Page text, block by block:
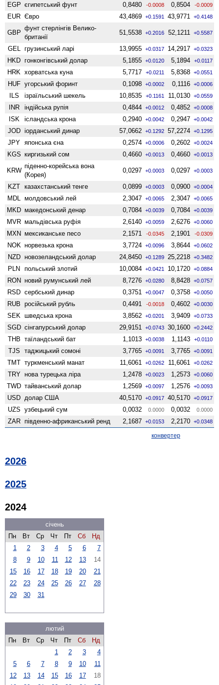
EGP єгипетський фунт 0,8480 -0.0008 0,8504 -0.0009
EUR Євро 43,4869 +0.1591 43,9771 +0.4148
GBP
фунт стерлінгів Велико­
британії
51,5538 +0.2016 52,1211 +0.5587
GEL грузинський ларі 13,9955 +0.0317 14,2917 +0.0323
HKD гонконгівський долар 5,1855 +0.0120 5,1894 +0.0117
HRK хорватська куна 5,7717 +0.0211 5,8368 +0.0551
HUF угорський форинт 0,1098 +0.0002 0,1116 +0.0006
ILS ізраїльський шекель 10,8535 +0.1161 11,0130 +0.0559
INR індійська рупія 0,4844 +0.0012 0,4852 +0.0008
ISK ісландська крона 0,2940 +0.0042 0,2947 +0.0042
JOD іорданський динар 57,0662 +0.1292 57,2274 +0.1295
JPY японська єна 0,2574 +0.0006 0,2602 +0.0024
KGS киргизький сом 0,4660 +0.0013 0,4660 +0.0013
KRW
піденно-корейська вона
(Корея)
0,0297 +0.0003 0,0297 +0.0003
KZT казахстанський тенге 0,0899 +0.0003 0,0900 +0.0004
MDL молдовський лей 2,3047 +0.0065 2,3047 +0.0065
MKD македонський денар 0,7084 +0.0039 0,7084 +0.0039
MVR мальдівська руфія 2,6140 +0.0059 2,6276 +0.0060
MXN мексиканське песо 2,1571 -0.0345 2,1901 -0.0309
NOK норвезька крона 3,7724 +0.0096 3,8644 +0.0602
NZD ново­зеландський долар 24,8450 +0.1289 25,2218 +0.3482
PLN польський злотий 10,0084 +0.0421 10,1720 +0.0884
RON новий румунський лей 8,7276 +0.0280 8,8428 +0.0757
RSD сербський динар 0,3751 +0.0047 0,3758 +0.0050
RUB російський рубль 0,4491 -0.0018 0,4602 +0.0030
SEK шведська крона 3,8562 +0.0201 3,9409 +0.0733
SGD сінгапурський долар 29,9151 +0.0743 30,1600 +0.2442
THB таїландський бат 1,1013 +0.0038 1,1143 +0.0110
TJS таджицький сомоні 3,7765 +0.0091 3,7765 +0.0091
TMT туркменський манат 11,6061 +0.0262 11,6061 +0.0262
TRY нова турецька ліра 1,2478 +0.0023 1,2573 +0.0060
TWD тайванський долар 1,2569 +0.0097 1,2576 +0.0093
USD долар США 40,5170 +0.0917 40,5170 +0.0917
UZS узбецький сум 0,0032 0.0000 0,0032 0.0000
ZAR південно-африканський ренд 2,1687 +0.0153 2,2170 +0.0348
конвертер
2026
2025
2024
січень
Пн
Вт Ср Чт Пт Сб
Нд
1
2 3 4 5 6
7
8
9 10 11 12 13
14
15
16 17 18 19 20
21
22
23 24 25 26 27
28
29
30 31
лютий
Пн
Вт Ср Чт Пт Сб
Нд
1
2 3
4
5
6 7 8 9 10
11
12
13 14 15 16 17
18